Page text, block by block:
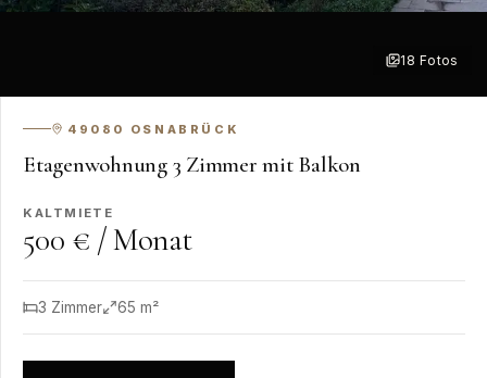
18 Fotos
49080 OSNABRÜCK
Etagenwohnung 3 Zimmer mit Balkon
KALTMIETE
500 € / Monat
3 Zimmer 65 m²